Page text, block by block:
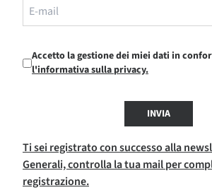
Accetto la gestione dei miei dati in
l'informativa sulla privacy.
INVIA
Ti sei registrato con successo alla
Generali, controlla la tua mail per
registrazione.